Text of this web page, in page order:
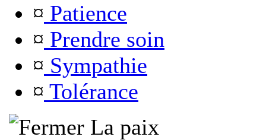
¤ Patience
¤ Prendre soin
¤ Sympathie
¤ Tolérance
La paix